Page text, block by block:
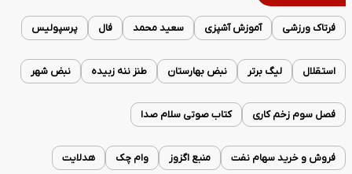
فرتاک ورزشی آموزش آشپزی سعید محمد فال پرسپولیس
استقلال لیگ برتر نبض بهارستان طنز ننه زبیده نبض شهر
فصل سوم زخم کاری کتاب صوتی سلام صدا
فروش و خرید سهام نفت منبع اگزوز وام چک هدلایت